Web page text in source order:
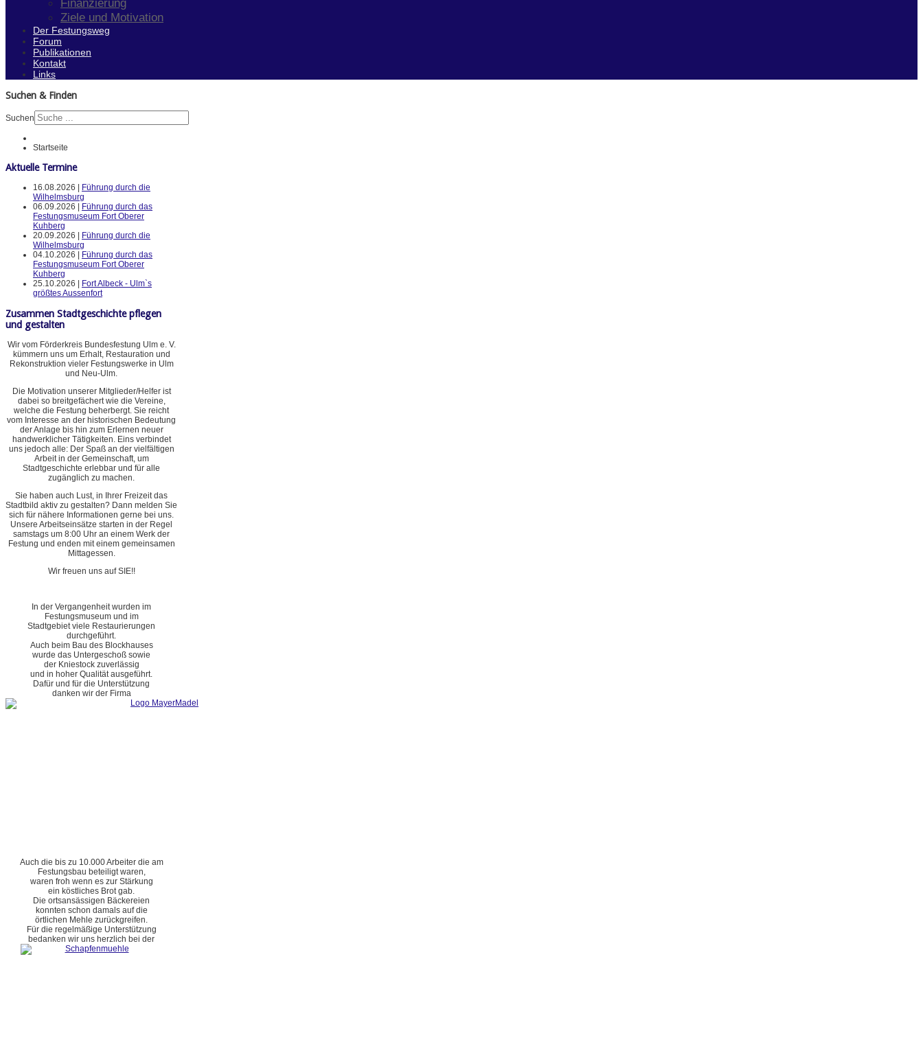
Finanzierung
Ziele und Motivation
Der Festungsweg
Forum
Publikationen
Kontakt
Links
Suchen & Finden
Suchen
Startseite
Aktuelle Termine
16.08.2026 |
Führung durch die
Wilhelmsburg
06.09.2026 |
Führung durch das
Festungsmuseum Fort Oberer
Kuhberg
20.09.2026 |
Führung durch die
Wilhelmsburg
04.10.2026 |
Führung durch das
Festungsmuseum Fort Oberer
Kuhberg
25.10.2026 |
Fort Albeck - Ulm`s
größtes Aussenfort
Zusammen Stadtgeschichte pflegen
und gestalten
Wir vom Förderkreis Bundesfestung Ulm e. V.
kümmern uns um Erhalt, Restauration und
Rekonstruktion vieler Festungswerke in Ulm
und Neu-Ulm.
Die Motivation unserer Mitglieder/Helfer ist
dabei so breitgefächert wie die Vereine,
welche die Festung beherbergt. Sie reicht
vom Interesse an der historischen Bedeutung
der Anlage bis hin zum Erlernen neuer
handwerklicher Tätigkeiten. Eins verbindet
uns jedoch alle: Der Spaß an der vielfältigen
Arbeit in der Gemeinschaft, um
Stadtgeschichte erlebbar und für alle
zugänglich zu machen.
Sie haben auch Lust, in Ihrer Freizeit das
Stadtbild aktiv zu gestalten? Dann melden Sie
sich für nähere Informationen gerne bei uns.
Unsere Arbeitseinsätze starten in der Regel
samstags um 8:00 Uhr an einem Werk der
Festung und enden mit einem gemeinsamen
Mittagessen.
Wir freuen uns auf SIE!!
In der Vergangenheit wurden im
Festungsmuseum und im
Stadtgebiet viele Restaurierungen
durchgeführt.
Auch beim Bau des Blockhauses
wurde das Untergeschoß sowie
der Kniestock zuverlässig
und in hoher Qualität ausgeführt.
Dafür und für die Unterstützung
danken wir der Firma
Auch die bis zu 10.000 Arbeiter die am
Festungsbau beteiligt waren,
waren froh wenn es zur Stärkung
ein köstliches Brot gab.
Die ortsansässigen Bäckereien
konnten schon damals auf die
örtlichen Mehle zurückgreifen.
Für die regelmäßige Unterstützung
bedanken wir uns herzlich bei der